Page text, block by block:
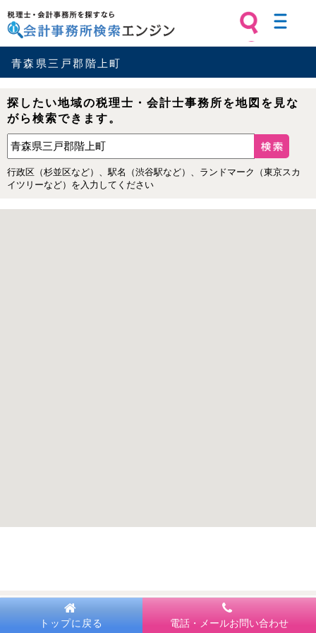
税理士・会計事務所を探すなら 会計
事務所検索エンジン
青森県三戸郡階上町
探したい地域の税理士・会計士事務所を地図を見な
がら検索できます。
行政区（杉並区など）、駅名（渋谷駅など）、ランドマーク（東京スカ
イツリーなど）を入力してください
トップに戻る 電話・メールお問い合わせ